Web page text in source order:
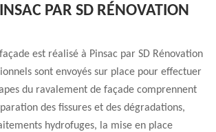
PAR SD RÉNOVATION
est réalisé à Pinsac par SD Rénovation
sont envoyés sur place pour effectuer
du ravalement de façade comprennent
des fissures et des dégradations,
hydrofuges, la mise en place